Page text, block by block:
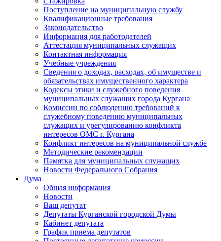
Поступление на муниципальную службу
Квалификационные требования
Законодательство
Информация для работодателей
Аттестация муниципальных служащих
Контактная информация
Учебные учреждения
Сведения о доходах, расходах, об имуществе и
обязательствах имущественного характера
Кодексы этики и служебного поведения
муниципальных служащих города Кургана
Комиссии по соблюдению требований к
служебному поведению муниципальных
служащих и урегулированию конфликта
интересов ОМС г. Кургана
Конфликт интересов на муниципальной службе
Методические рекомендации
Памятка для муниципальных служащих
Новости Федерального Cобрания
Дума
Общая информация
Новости
Ваш депутат
Депутаты Курганской городской Думы
Кабинет депутата
График приема депутатов